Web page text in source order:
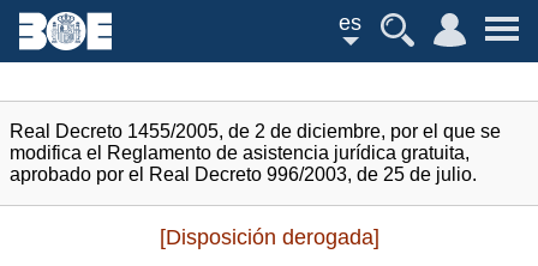
es
Real Decreto 1455/2005, de 2 de diciembre, por el que se
modifica el Reglamento de asistencia jurídica gratuita,
aprobado por el Real Decreto 996/2003, de 25 de julio.
[Disposición derogada]